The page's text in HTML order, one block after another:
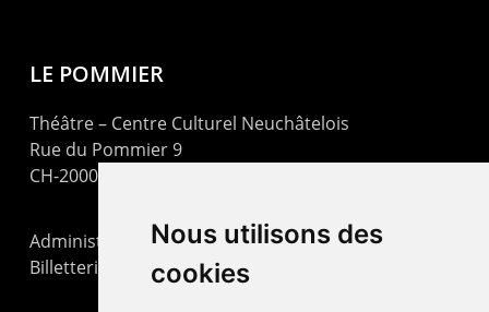
Nous utilisons des
cookies
LE POMMIER
Théâtre – Centre Culturel Neuchâtelois
Rue du Pommier 9
CH-2000 Neuchâtel
Administration : +41 32 725 03 03
Billetterie : +41 32 725 05 05